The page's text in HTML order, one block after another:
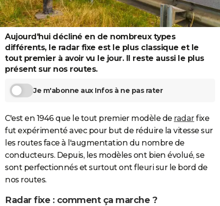
Destinations
City break
Voyage nature
Voyage de noces
Forum
Climat
+
PHOTO
GUIDES D'ACHAT
BONS PLANS
CARTE DE VOEUX
Carte de Noël
Carte Bonne année
Carte Saint-Valentin
Carte Pâques
Carte d'anniversaire
DICTIONNAIRE
COPAINS D'AVANT
AVIS DE DÉCÈS
FORUM
Aujourd'hui décliné en de nombreux types
différents, le radar fixe est le plus classique et le
tout premier à avoir vu le jour. Il reste aussi le plus
présent sur nos routes.
Je m'abonne aux Infos à ne pas rater
C'est en 1946 que le tout premier modèle de radarfixe
fut expérimenté avec pour but de réduire la vitesse sur
les routes face à l'augmentation du nombre de
conducteurs. Depuis, les modèles ont bien évolué, se
sont perfectionnés et surtout ont fleuri sur le bord de
nos routes.
Radar fixe : comment ça marche ?